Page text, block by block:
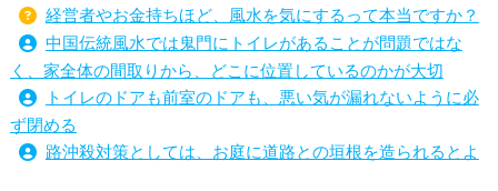
経営者やお金持ちほど、風水を気にするって本当ですか？
中国伝統風水では鬼門にトイレがあることが問題ではな
く、家全体の間取りから、どこに位置しているのかが大切
トイレのドアも前室のドアも、悪い気が漏れないように必
ず閉める
路沖殺対策としては、お庭に道路との垣根を造られるとよ